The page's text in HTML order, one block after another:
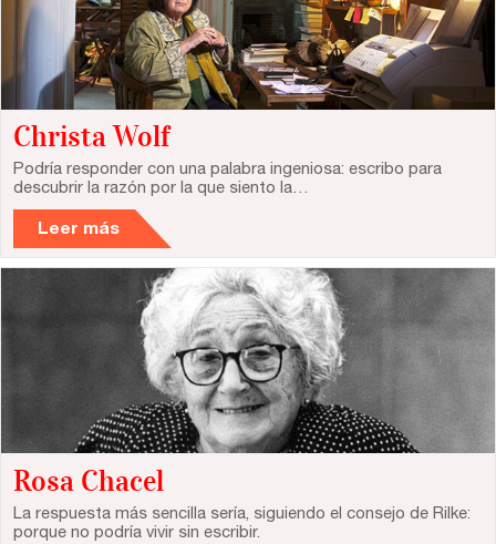
Christa Wolf
Podría responder con una palabra ingeniosa: escribo para
descubrir la razón por la que siento la…
Leer más
Rosa Chacel
La respuesta más sencilla sería, siguiendo el consejo de Rilke:
porque no podría vivir sin escribir.